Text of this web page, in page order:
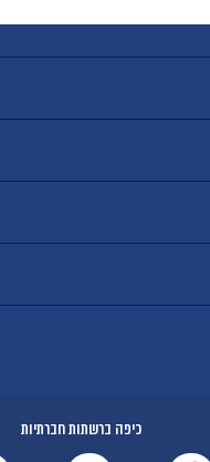
כיפה ברשתות חברתיות